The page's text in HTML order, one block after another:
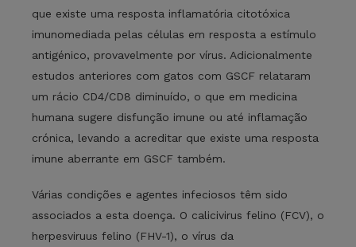
que existe uma resposta inflamatória citotóxica
imunomediada pelas células em resposta a estímulo
antigénico, provavelmente por vírus. Adicionalmente
estudos anteriores com gatos com GSCF relataram
um rácio CD4/CD8 diminuído, o que em medicina
humana sugere disfunção imune ou até inflamação
crónica, levando a acreditar que existe uma resposta
imune aberrante em GSCF também.
Várias condições e agentes infeciosos têm sido
associados a esta doença. O calicivirus felino (FCV), o
herpesviruus felino (FHV-1), o vírus da